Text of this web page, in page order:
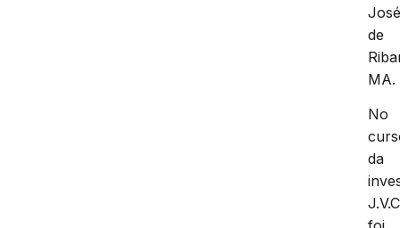
de
MA.
No
da